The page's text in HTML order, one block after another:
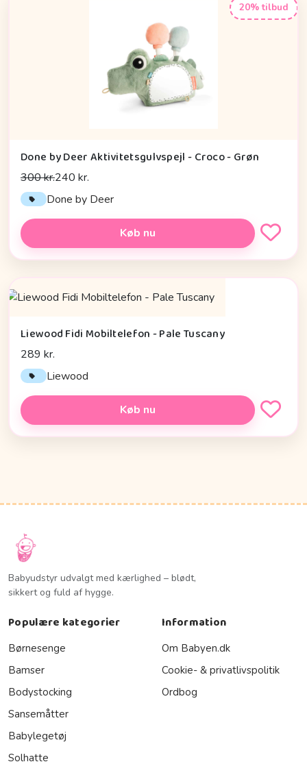
20% tilbud
Done by Deer Aktivitetsgulvspejl - Croco - Grøn
300 kr.240 kr.
Done by Deer
Køb nu
Liewood Fidi Mobiltelefon - Pale Tuscany
289 kr.
Liewood
Køb nu
Babyudstyr udvalgt med kærlighed – blødt,
sikkert og fuld af hygge.
Populære kategorier
Børnesenge
Bamser
Bodystocking
Sansemåtter
Babylegetøj
Solhatte
Information
Om Babyen.dk
Cookie- & privatlivspolitik
Ordbog